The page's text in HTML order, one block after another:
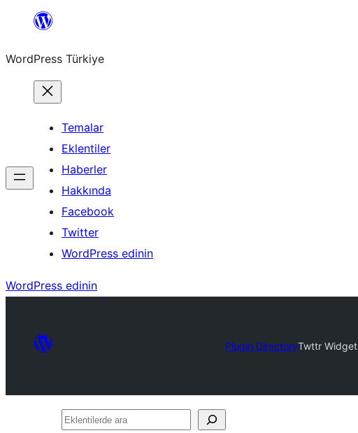
İçeriğe
WordPress Türkiye
Temalar
Eklentiler
Haberler
Hakkında
Facebook
Twitter
WordPress edinin
WordPress edinin
Plugin DirectoryTwttr Widget
Eklentilerde